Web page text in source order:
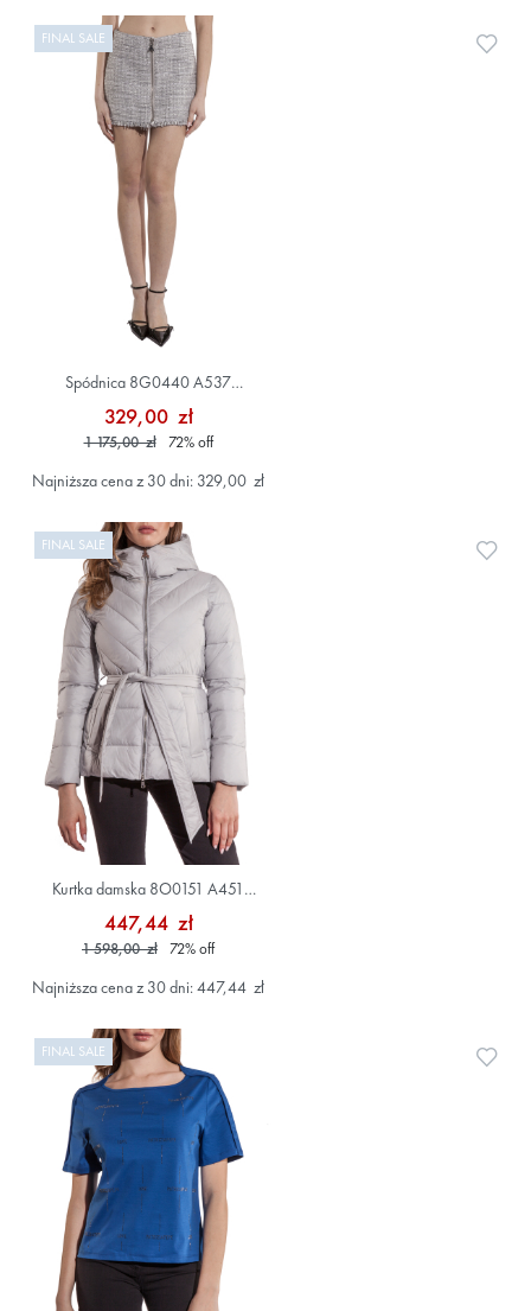
FINAL SALE
Spódnica 8G0440 A537
Szary/Srebrny
329,00 zł
1 175,00 zł 72%off
Najniższa cena z 30 dni: 329,00 zł
FINAL SALE
Kurtka damska 8O0151 A451
Szary/Srebrny
447,44 zł
1 598,00 zł 72%off
Najniższa cena z 30 dni: 447,44 zł
FINAL SALE